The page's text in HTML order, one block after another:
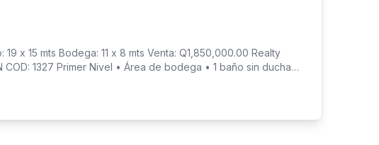
x 15 mts Bodega: 11 x 8 mts Venta: Q1,850,000.00 Realty
COD: 1327 Primer Nivel • Área de bodega • 1 baño sin ducha
• 5 habitaciones completamente equipadas • Cama
Extras: • Cuarto de servicio • Área de lavandería techada •
2 contadores • Fosa séptica • 2 tinacos de agua